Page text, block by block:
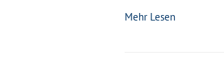
Mehr Lesen